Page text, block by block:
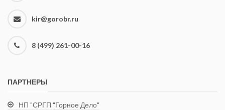
kir@gorobr.ru
8 (499) 261-00-16
ПАРТНЕРЫ
НП "СРГП "Горное Дело"